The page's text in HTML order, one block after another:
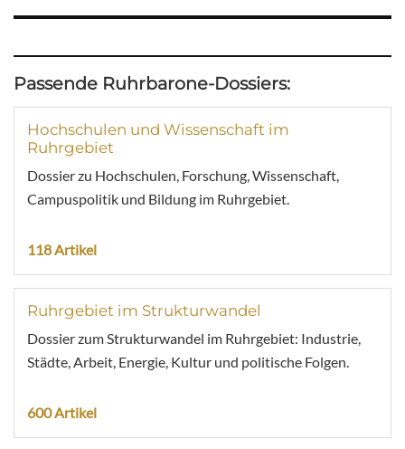
Passende Ruhrbarone-Dossiers:
Hochschulen und Wissenschaft im
Ruhrgebiet
Dossier zu Hochschulen, Forschung, Wissenschaft,
Campuspolitik und Bildung im Ruhrgebiet.
118 Artikel
Ruhrgebiet im Strukturwandel
Dossier zum Strukturwandel im Ruhrgebiet: Industrie,
Städte, Arbeit, Energie, Kultur und politische Folgen.
600 Artikel